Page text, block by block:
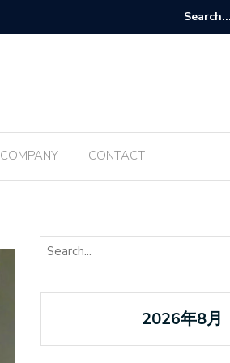
ពិធីបុណ្យ Tanabata ប្រចាំឆ្នាំ ២០២៥ ត្រូវបានធ្វើឡ
COMPANY CONTACT
2026年8月